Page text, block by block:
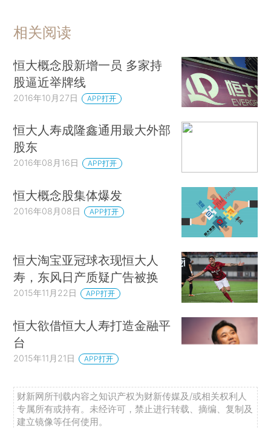
相关阅读
恒大概念股新增一员 多家持
股逼近举牌线
2016年10月27日 APP打开
恒大人寿成隆鑫通用最大外部
股东
2016年08月16日 APP打开
恒大概念股集体爆发
2016年08月08日 APP打开
恒大淘宝亚冠球衣现恒大人
寿，东风日产质疑广告被换
2015年11月22日 APP打开
恒大欲借恒大人寿打造金融平
台
2015年11月21日 APP打开
财新网所刊载内容之知识产权为财新传媒及/或相关权利人
专属所有或持有。未经许可，禁止进行转载、摘编、复制及
建立镜像等任何使用。